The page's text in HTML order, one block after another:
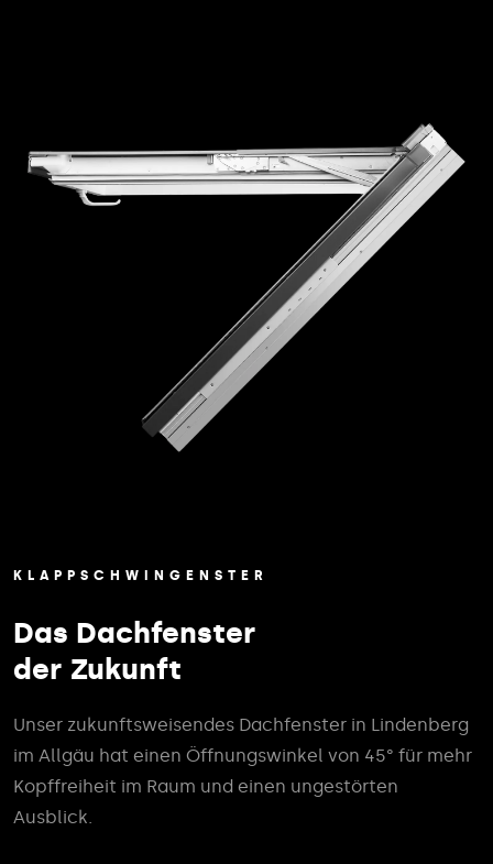
KLAPPSCHWINGENSTER
Das Dachfenster
der Zukunft
Unser zukunftsweisendes Dachfenster in Lindenberg
im Allgäu hat einen Öffnungswinkel von 45° für mehr
Kopffreiheit im Raum und einen ungestörten
Ausblick.